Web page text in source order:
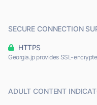
SECURE CONNECTION
HTTPS
Georgia.jp provides SSL-
ADULT CONTENT